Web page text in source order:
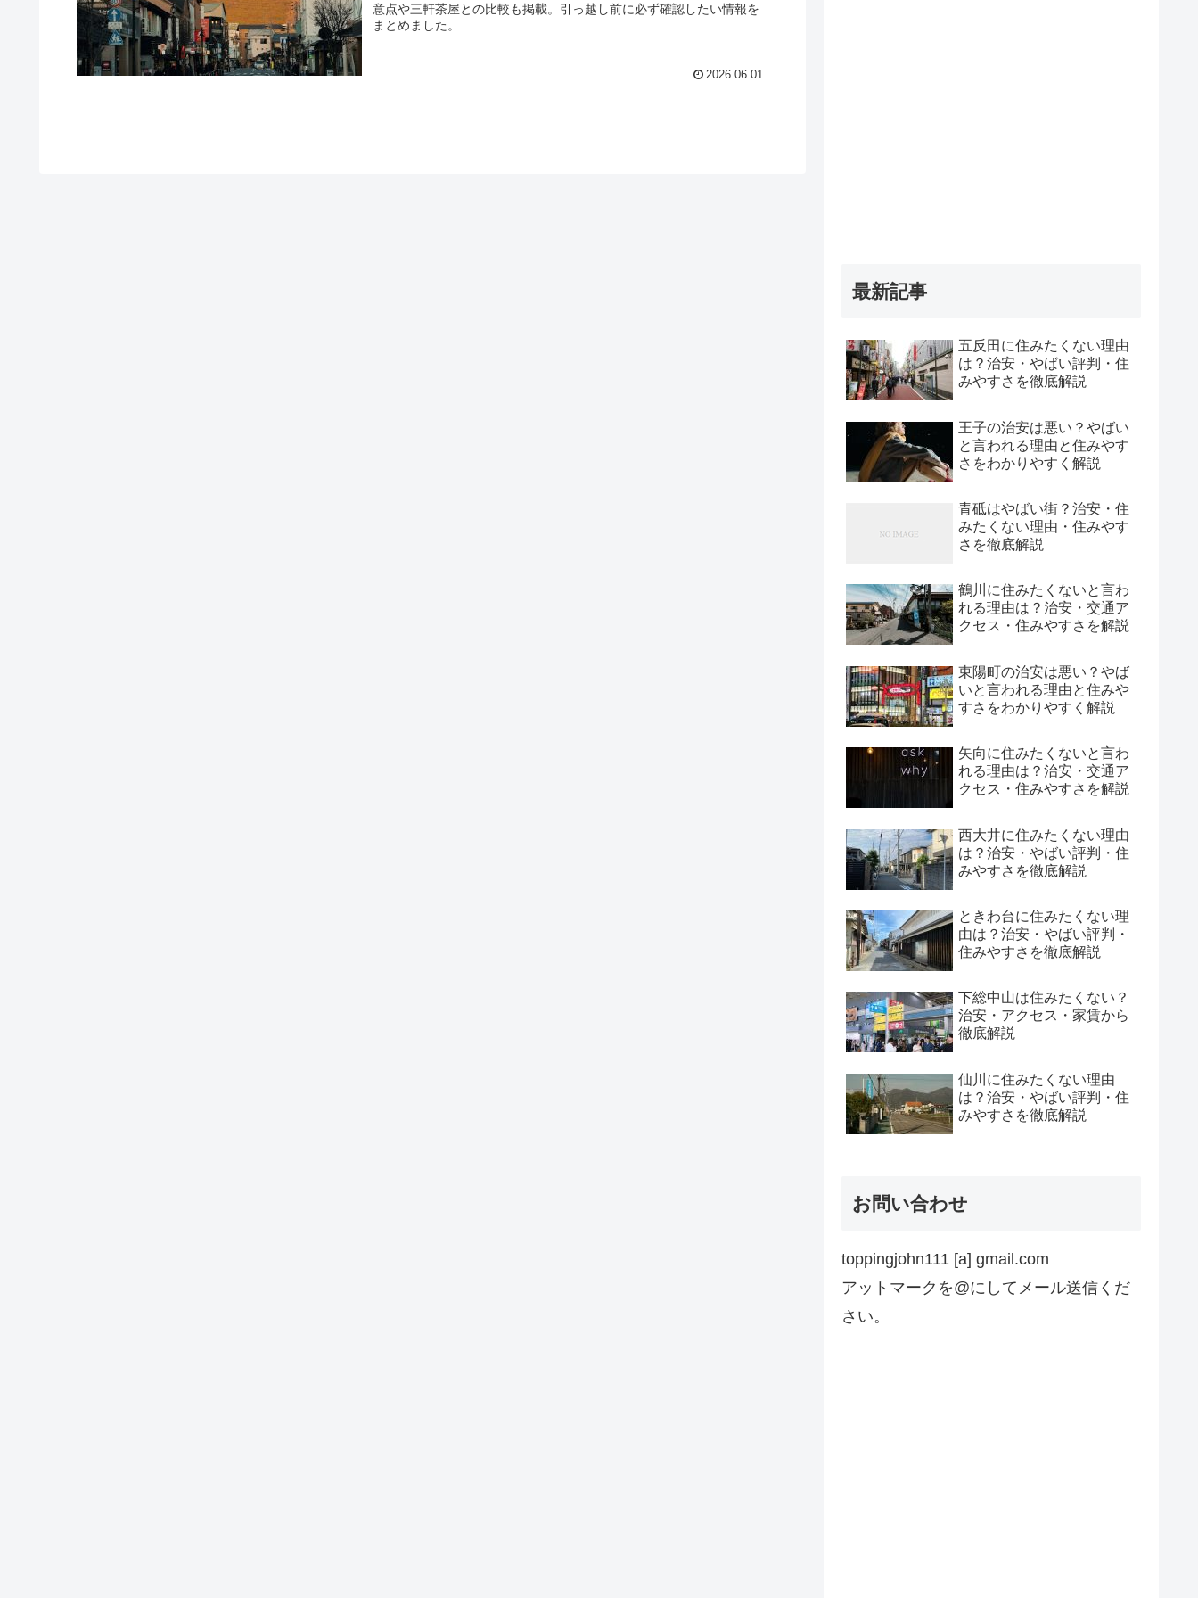
意点や三軒茶屋との比較も掲載。引っ越し前に必ず確認したい情報を
まとめました。
2026.06.01
最新記事
五反田に住みたくない理由
は？治安・やばい評判・住
みやすさを徹底解説
王子の治安は悪い？やばい
と言われる理由と住みやす
さをわかりやすく解説
青砥はやばい街？治安・住
みたくない理由・住みやす
さを徹底解説
鶴川に住みたくないと言わ
れる理由は？治安・交通ア
クセス・住みやすさを解説
東陽町の治安は悪い？やば
いと言われる理由と住みや
すさをわかりやすく解説
矢向に住みたくないと言わ
れる理由は？治安・交通ア
クセス・住みやすさを解説
西大井に住みたくない理由
は？治安・やばい評判・住
みやすさを徹底解説
ときわ台に住みたくない理
由は？治安・やばい評判・
住みやすさを徹底解説
下総中山は住みたくない？
治安・アクセス・家賃から
徹底解説
仙川に住みたくない理由
は？治安・やばい評判・住
みやすさを徹底解説
お問い合わせ
toppingjohn111 [a] gmail.com
アットマークを@にしてメール送信くだ
さい。